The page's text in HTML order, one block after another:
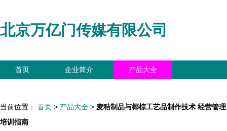
北京万亿门传媒有限公司
首页 企业简介 产品大全
当前位置： 首页 > 产品大全 > 麦秸制品与椰棕工艺品制作技术 经营管理
培训指南